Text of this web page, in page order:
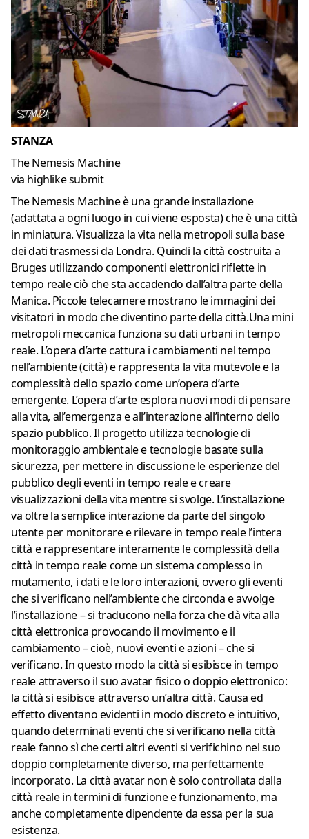
STANZA
The Nemesis Machine
via highlike submit
The Nemesis Machine è una grande installazione
(adattata a ogni luogo in cui viene esposta) che è una città
in miniatura. Visualizza la vita nella metropoli sulla base
dei dati trasmessi da Londra. Quindi la città costruita a
Bruges utilizzando componenti elettronici riflette in
tempo reale ciò che sta accadendo dall’altra parte della
Manica. Piccole telecamere mostrano le immagini dei
visitatori in modo che diventino parte della città.Una mini
metropoli meccanica funziona su dati urbani in tempo
reale. L’opera d’arte cattura i cambiamenti nel tempo
nell’ambiente (città) e rappresenta la vita mutevole e la
complessità dello spazio come un’opera d’arte
emergente. L’opera d’arte esplora nuovi modi di pensare
alla vita, all’emergenza e all’interazione all’interno dello
spazio pubblico. Il progetto utilizza tecnologie di
monitoraggio ambientale e tecnologie basate sulla
sicurezza, per mettere in discussione le esperienze del
pubblico degli eventi in tempo reale e creare
visualizzazioni della vita mentre si svolge. L’installazione
va oltre la semplice interazione da parte del singolo
utente per monitorare e rilevare in tempo reale l’intera
città e rappresentare interamente le complessità della
città in tempo reale come un sistema complesso in
mutamento, i dati e le loro interazioni, ovvero gli eventi
che si verificano nell’ambiente che circonda e avvolge
l’installazione – si traducono nella forza che dà vita alla
città elettronica provocando il movimento e il
cambiamento – cioè, nuovi eventi e azioni – che si
verificano. In questo modo la città si esibisce in tempo
reale attraverso il suo avatar fisico o doppio elettronico:
la città si esibisce attraverso un’altra città. Causa ed
effetto diventano evidenti in modo discreto e intuitivo,
quando determinati eventi che si verificano nella città
reale fanno sì che certi altri eventi si verifichino nel suo
doppio completamente diverso, ma perfettamente
incorporato. La città avatar non è solo controllata dalla
città reale in termini di funzione e funzionamento, ma
anche completamente dipendente da essa per la sua
esistenza.